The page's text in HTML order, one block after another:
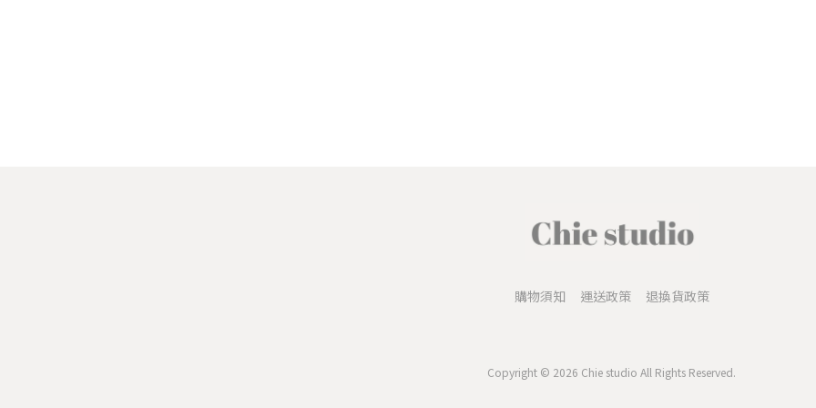
購物須知 運送政策 退換貨政策
Copyright © 2026 Chie studio All Rights Reserved.